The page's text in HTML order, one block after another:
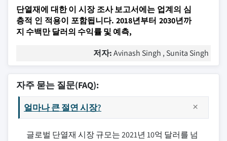
단열재에 대한 이 시장 조사 보고서에는 업계의 심
층적 인 적용이 포함됩니다. 2018년부터 2030년까
지 수백만 달러의 수익률 및 예측,
저자:Avinash Singh , Sunita Singh
자주 묻는 질문(FAQ):
얼마나 큰 절연 시장?
글로벌 단열재 시장 규모는 2021년 10억 달러를 넘